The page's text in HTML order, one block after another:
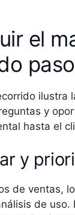
el
ilustra
y
hasta el
y
de ventas,
de uso.